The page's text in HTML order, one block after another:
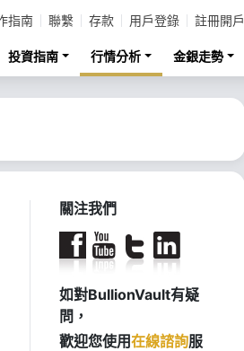
指南 聯繫 存款 用戶登錄 註冊開戶
投資指南 行情分析 金銀走勢
關注我們
如對BullionVault有疑
問，
歡迎您使用在線諮詢服